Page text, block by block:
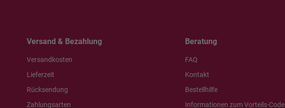
Versand & Bezahlung
Versandkosten
Lieferzeit
Rücksendung
Zahlungsarten
Beratung
FAQ
Kontakt
Bestellhilfe
Informationen zum Vorteils-Code